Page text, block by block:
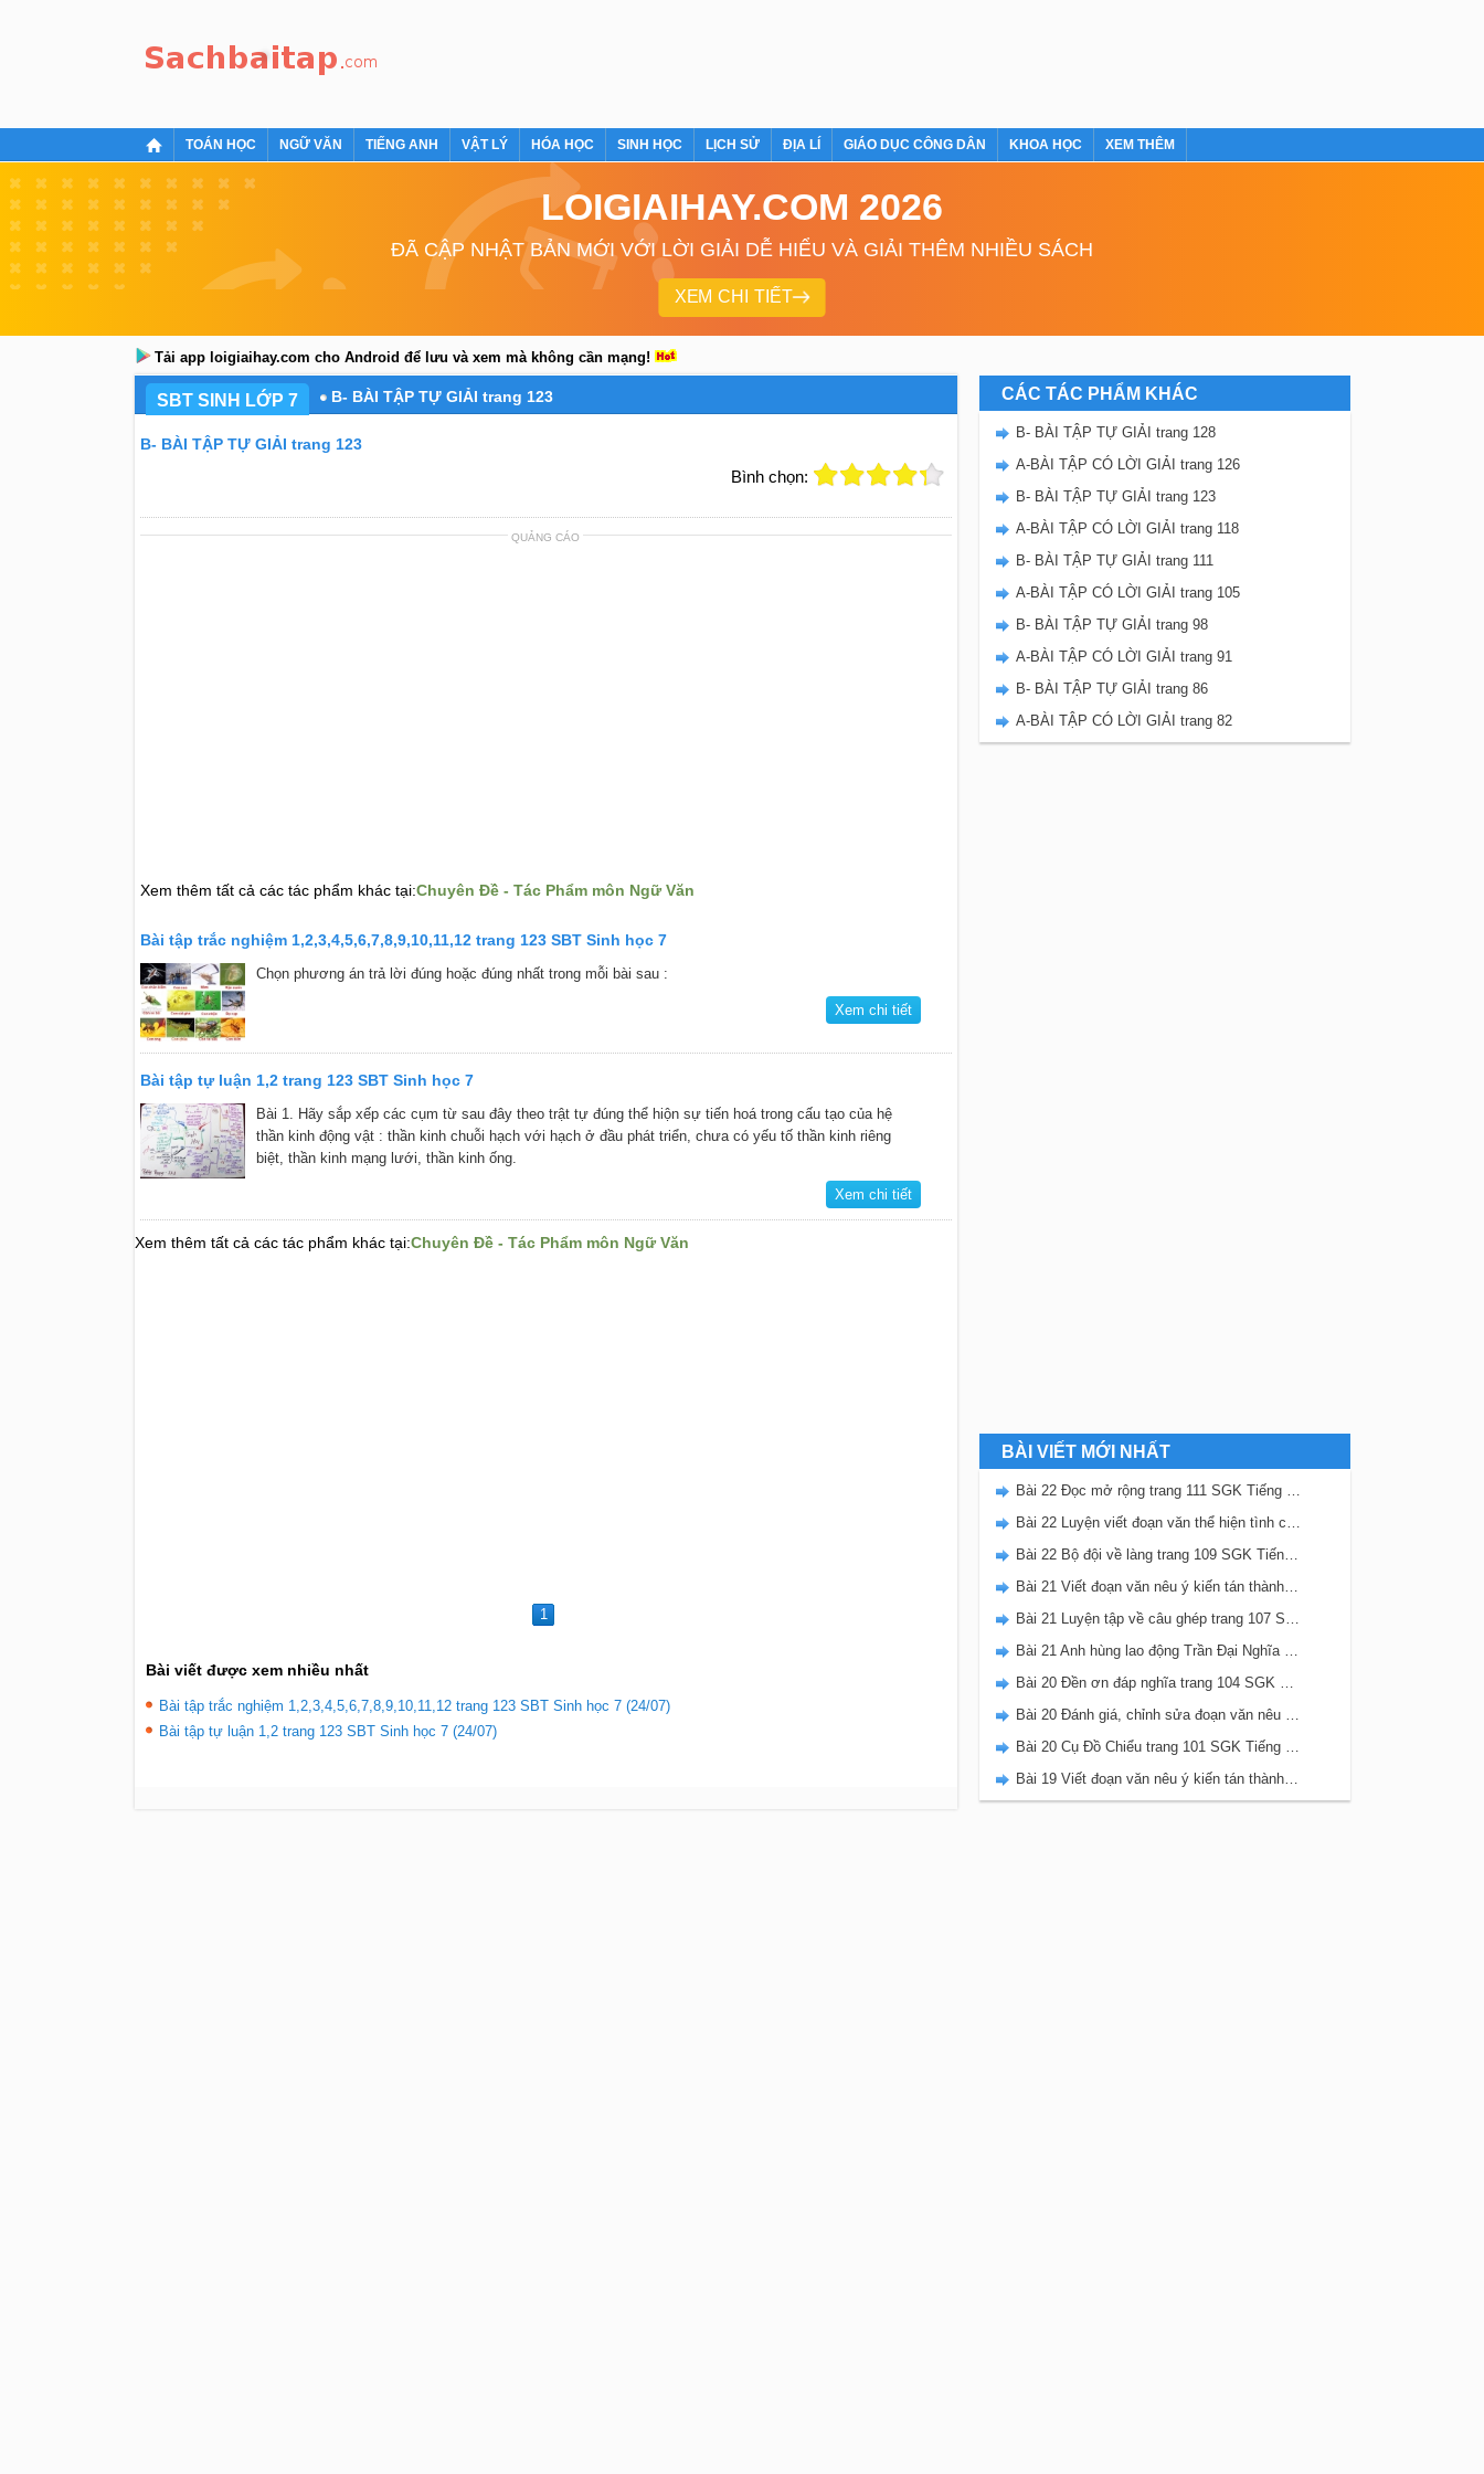
TOÁN HỌC NGỮ VĂN TIẾNG ANH VẬT LÝ HÓA HỌC SINH HỌC LỊCH SỬ ĐỊA LÍ GIÁO DỤC CÔNG DÂN KHOA HỌC XEM THÊM
LOIGIAIHAY.COM 2026
ĐÃ CẬP NHẬT BẢN MỚI VỚI LỜI GIẢI DỄ HIỂU VÀ GIẢI THÊM NHIỀU SÁCH
XEM CHI TIẾT
Tải app loigiaihay.com cho Android để lưu và xem mà không cần mạng!
SBT SINH LỚP 7 B- BÀI TẬP TỰ GIẢI trang 123
B- BÀI TẬP TỰ GIẢI trang 123
Bình chọn:
QUẢNG CÁO
Xem thêm tất cả các tác phẩm khác tại:Chuyên Đề - Tác Phẩm môn Ngữ Văn
Bài tập trắc nghiệm 1,2,3,4,5,6,7,8,9,10,11,12 trang 123 SBT Sinh học 7
Chọn phương án trả lời đúng hoặc đúng nhất trong mỗi bài sau :
Xem chi tiết
Bài tập tự luận 1,2 trang 123 SBT Sinh học 7
Bài 1. Hãy sắp xếp các cụm từ sau đây theo trật tự đúng thể hiộn sự tiến hoá trong cấu tạo của hệ
thần kinh động vật : thần kinh chuỗi hạch với hạch ở đầu phát triển, chưa có yếu tố thần kinh riêng
biệt, thần kinh mạng lưới, thần kinh ống.
Xem chi tiết
Xem thêm tất cả các tác phẩm khác tại:Chuyên Đề - Tác Phẩm môn Ngữ Văn
1
Bài viết được xem nhiều nhất
Bài tập trắc nghiệm 1,2,3,4,5,6,7,8,9,10,11,12 trang 123 SBT Sinh học 7 (24/07)
Bài tập tự luận 1,2 trang 123 SBT Sinh học 7 (24/07)
CÁC TÁC PHẨM KHÁC
B- BÀI TẬP TỰ GIẢI trang 128
A-BÀI TẬP CÓ LỜI GIẢI trang 126
B- BÀI TẬP TỰ GIẢI trang 123
A-BÀI TẬP CÓ LỜI GIẢI trang 118
B- BÀI TẬP TỰ GIẢI trang 111
A-BÀI TẬP CÓ LỜI GIẢI trang 105
B- BÀI TẬP TỰ GIẢI trang 98
A-BÀI TẬP CÓ LỜI GIẢI trang 91
B- BÀI TẬP TỰ GIẢI trang 86
A-BÀI TẬP CÓ LỜI GIẢI trang 82
BÀI VIẾT MỚI NHẤT
Bài 22 Đọc mở rộng trang 111 SGK Tiếng Việt 5 Kết nối tri thức tập 2
Bài 22 Luyện viết đoạn văn thể hiện tình cảm, cảm xúc về một sự việc trang 111 SGK Tiếng Việt 5 Kết nối tri thức tập 2
Bài 22 Bộ đội về làng trang 109 SGK Tiếng Việt 5 Kết nối tri thức tập 2
Bài 21 Viết đoạn văn nêu ý kiến tán thành một sự việc, hiện tượng (Bài viết số 2) trang 108 SGK Tiếng Việt 5 Kết nối tri thức tập 2
Bài 21 Luyện tập về câu ghép trang 107 SGK Tiếng Việt 5 Kết nối tri thức tập 2
Bài 21 Anh hùng lao động Trần Đại Nghĩa trang 106 SGK Tiếng Việt 5 Kết nối tri thức tập 2
Bài 20 Đền ơn đáp nghĩa trang 104 SGK Tiếng Việt 5 Kết nối tri thức tập 2
Bài 20 Đánh giá, chỉnh sửa đoạn văn nêu ý kiến tán thành một sự vật, hiện tượng trang 103 SGK Tiếng Việt 5 Kết nối tri thức tập 2
Bài 20 Cụ Đồ Chiểu trang 101 SGK Tiếng Việt 5 Kết nối tri thức tập 2
Bài 19 Viết đoạn văn nêu ý kiến tán thành một sự việc, hiện tượng (Bài viết số 1) trang 100 SGK Tiếng Việt 5 Kết nối tri thức tập 2